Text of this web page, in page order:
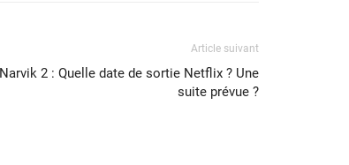
Article suivant
Narvik 2 : Quelle date de sortie Netflix ? Une
suite prévue ?